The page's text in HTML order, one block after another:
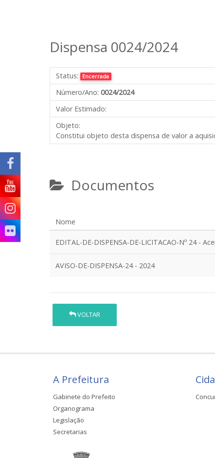
Dispensa 0024/2024
Status: Encerrada
Número/Ano: 0024/2024
Valor Estimado:
Objeto:
Constitui objeto desta dispensa de valor a
Documentos
Nome
EDITAL-DE-DISPENSA-DE-LICITACAO-Nº 24 -
AVISO-DE-DISPENSA-24 - 2024
VOLTAR
A Prefeitura
Gabinete do Prefeito
Organograma
Legislação
Secretarias